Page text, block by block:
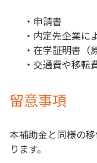
・申請書
・内定先企業に
・在学証明書（
・交通費や移
留意事項
本補助金と同様の
ります。